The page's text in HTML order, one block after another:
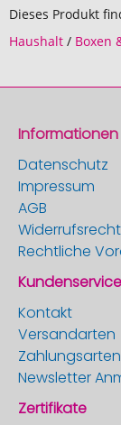
Dieses Produkt
Haushalt / Boxen
Informationen
Datenschutz
Impressum
AGB
Widerrufsrecht
Rechtliche
Kundenservice
Kontakt
Versandarten
Zahlungsarten
Newsletter
Zertifikate